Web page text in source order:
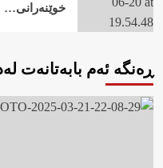
خوێنەرانی…
ڕەنگە ئەم بابەتانەت